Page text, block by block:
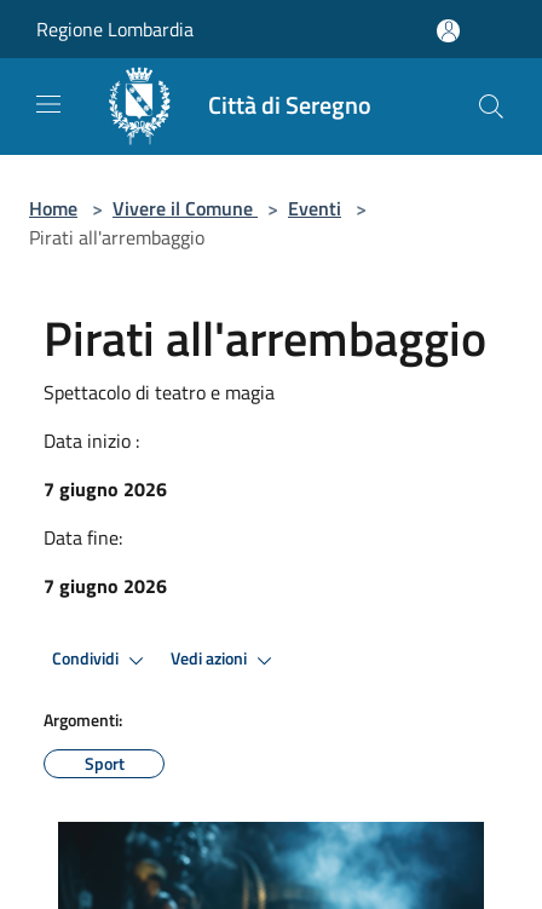
Regione Lombardia
Città di Seregno
Home > Vivere il Comune > Eventi >
Pirati all'arrembaggio
Pirati all'arrembaggio
Spettacolo di teatro e magia
Data inizio :
7 giugno 2026
Data fine:
7 giugno 2026
Condividi Vedi azioni
Argomenti:
Sport